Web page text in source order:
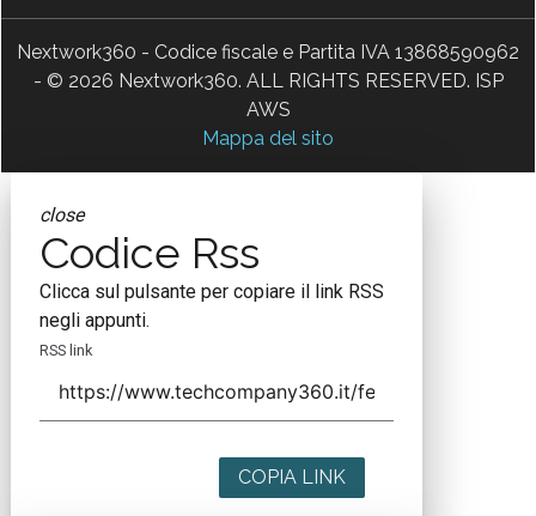
Nextwork360 - Codice fiscale e Partita IVA 13868590962
- © 2026 Nextwork360. ALL RIGHTS RESERVED. ISP
AWS
Mappa del sito
close
Codice Rss
Clicca sul pulsante per copiare il link RSS
negli appunti.
RSS link
COPIA LINK